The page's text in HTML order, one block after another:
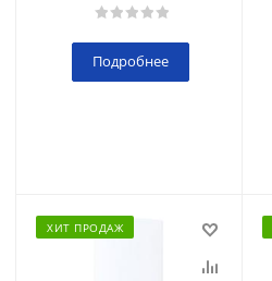
Подробнее
ХИТ ПРОДАЖ